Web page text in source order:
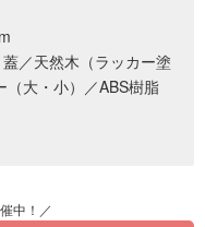
／天然木（ラッカー塗
大・小）／ABS樹脂